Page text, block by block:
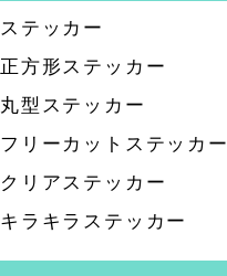
ステッカー
正方形ステッカー
丸型ステッカー
フリーカットステッカー
クリアステッカー
キラキラステッカー